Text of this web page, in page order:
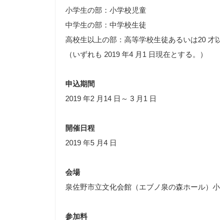
小学生の部：小学校児童
中学生の部：中学校生徒
高校生以上の部：高等学校生徒あるいは20 才
（いずれも 2019 年4 月1 日現在とする。）
申込期間
2019 年2 月14 日～ 3 月1 日
開催日程
2019 年5 月4 日
会場
泉佐野市立文化会館（エブノ泉の森ホール）
参加料